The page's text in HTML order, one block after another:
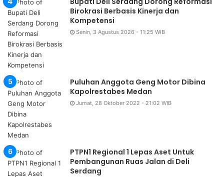
Birokrasi Berbasis Kinerja dan
Kompetensi
Senin, 3 Agustus 2026 - 11:25 WIB
Puluhan Anggota Geng Motor Dibina
Kapolrestabes Medan
Jumat, 28 Oktober 2022 - 21:02 WIB
PTPN1 Regional 1 Lepas Aset Untuk
Pembangunan Ruas Jalan di Deli
Serdang